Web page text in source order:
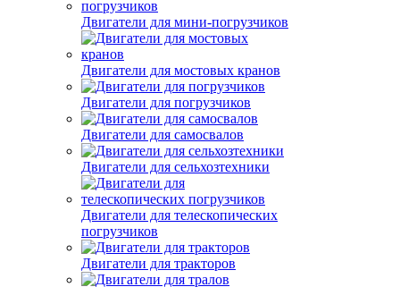
Двигатели для мини-погрузчиков
Двигатели для мостовых кранов
Двигатели для погрузчиков
Двигатели для самосвалов
Двигатели для сельхозтехники
Двигатели для телескопических
погрузчиков
Двигатели для тракторов